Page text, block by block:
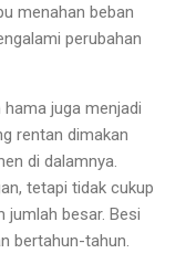
menahan beban
perubahan
juga menjadi
rentan dimakan
di dalamnya.
tetapi tidak cukup
jumlah besar. Besi
bertahun-tahun.